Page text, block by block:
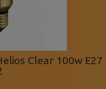
Clear 100w E27